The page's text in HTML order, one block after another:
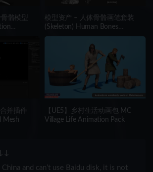
骼模型
模型资产 – 人体骨骼画笔套装
(Skeleton) Human Bones
Collection IMM\Stl\Obj Brush
Pack 26 in One
并插件
Mesh
【UE5】乡村生活动画包 MC
Village Life Animation Pack
and can’t use Baidu disk, it is not